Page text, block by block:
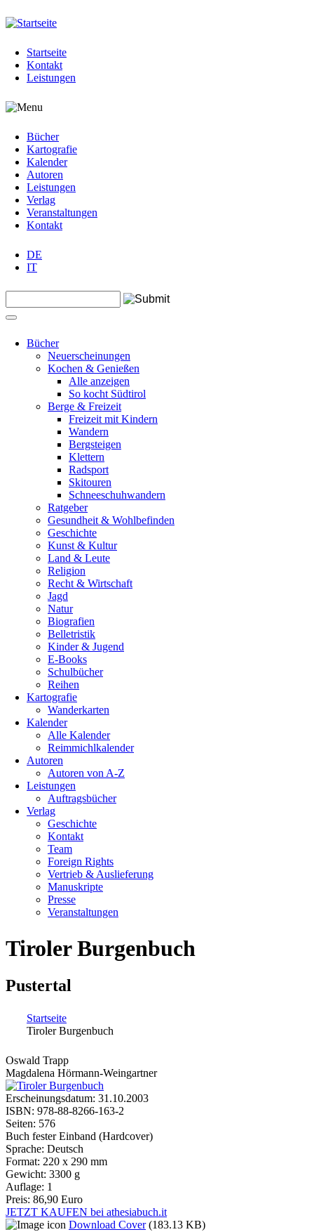
Jump to navigation
Startseite
Kontakt
Leistungen
Bücher
Kartografie
Kalender
Autoren
Leistungen
Verlag
Veranstaltungen
Kontakt
DE
IT
Suchformular
Bücher
Neuerscheinungen
Kochen & Genießen
Alle anzeigen
So kocht Südtirol
Berge & Freizeit
Freizeit mit Kindern
Wandern
Bergsteigen
Klettern
Radsport
Skitouren
Schneeschuhwandern
Ratgeber
Gesundheit & Wohlbefinden
Geschichte
Kunst & Kultur
Land & Leute
Religion
Recht & Wirtschaft
Jagd
Natur
Biografien
Belletristik
Kinder & Jugend
E-Books
Schulbücher
Reihen
Kartografie
Wanderkarten
Kalender
Alle Kalender
Reimmichlkalender
Autoren
Autoren von A-Z
Leistungen
Auftragsbücher
Verlag
Geschichte
Kontakt
Team
Foreign Rights
Vertrieb & Auslieferung
Manuskripte
Presse
Veranstaltungen
Tiroler Burgenbuch
Pustertal
Sie sind hier
Startseite
Tiroler Burgenbuch
Oswald Trapp
Magdalena Hörmann-Weingartner
Erscheinungsdatum: 31.10.2003
ISBN: 978-88-8266-163-2
Seiten: 576
Buch fester Einband (Hardcover)
Sprache: Deutsch
Format: 220 x 290 mm
Gewicht: 3300 g
Auflage: 1
Preis: 86,90 Euro
JETZT KAUFEN bei athesiabuch.it
Download Cover (183.13 KB)